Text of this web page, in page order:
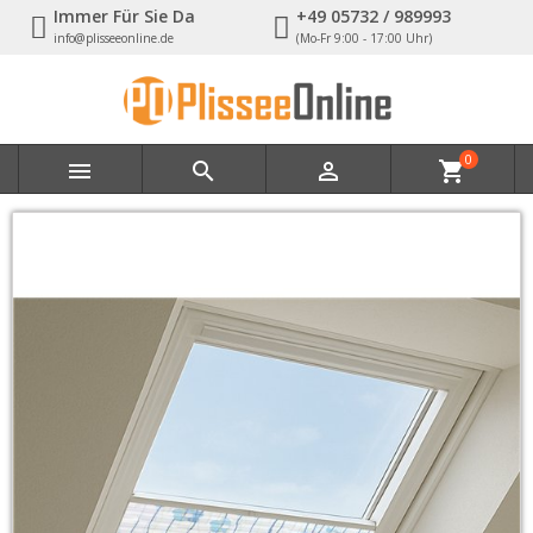
Immer Für Sie Da
info@plisseeonline.de
+49 05732 / 989993
(Mo-Fr 9:00 - 17:00 Uhr)
   shopping_cart0